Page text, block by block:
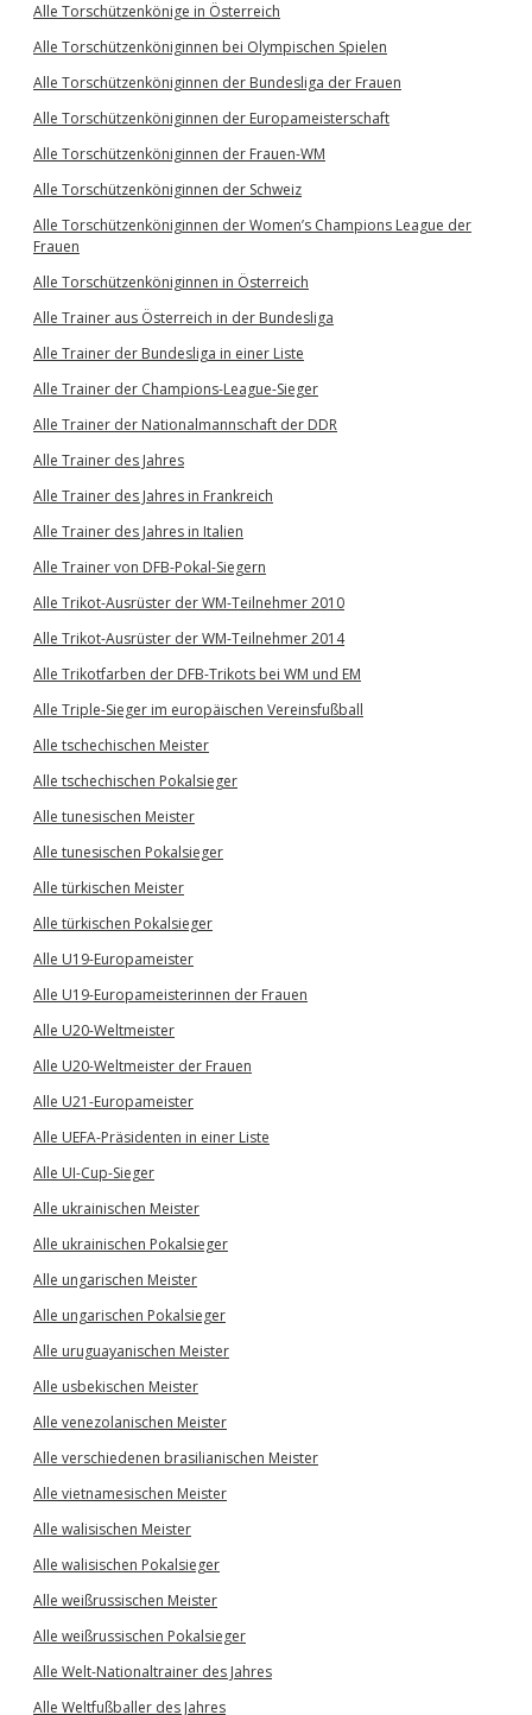
Alle Torschützenkönige in Österreich
Alle Torschützenköniginnen bei Olympischen Spielen
Alle Torschützenköniginnen der Bundesliga der Frauen
Alle Torschützenköniginnen der Europameisterschaft
Alle Torschützenköniginnen der Frauen-WM
Alle Torschützenköniginnen der Schweiz
Alle Torschützenköniginnen der Women’s Champions League der
Frauen
Alle Torschützenköniginnen in Österreich
Alle Trainer aus Österreich in der Bundesliga
Alle Trainer der Bundesliga in einer Liste
Alle Trainer der Champions-League-Sieger
Alle Trainer der Nationalmannschaft der DDR
Alle Trainer des Jahres
Alle Trainer des Jahres in Frankreich
Alle Trainer des Jahres in Italien
Alle Trainer von DFB-Pokal-Siegern
Alle Trikot-Ausrüster der WM-Teilnehmer 2010
Alle Trikot-Ausrüster der WM-Teilnehmer 2014
Alle Trikotfarben der DFB-Trikots bei WM und EM
Alle Triple-Sieger im europäischen Vereinsfußball
Alle tschechischen Meister
Alle tschechischen Pokalsieger
Alle tunesischen Meister
Alle tunesischen Pokalsieger
Alle türkischen Meister
Alle türkischen Pokalsieger
Alle U19-Europameister
Alle U19-Europameisterinnen der Frauen
Alle U20-Weltmeister
Alle U20-Weltmeister der Frauen
Alle U21-Europameister
Alle UEFA-Präsidenten in einer Liste
Alle UI-Cup-Sieger
Alle ukrainischen Meister
Alle ukrainischen Pokalsieger
Alle ungarischen Meister
Alle ungarischen Pokalsieger
Alle uruguayanischen Meister
Alle usbekischen Meister
Alle venezolanischen Meister
Alle verschiedenen brasilianischen Meister
Alle vietnamesischen Meister
Alle walisischen Meister
Alle walisischen Pokalsieger
Alle weißrussischen Meister
Alle weißrussischen Pokalsieger
Alle Welt-Nationaltrainer des Jahres
Alle Weltfußballer des Jahres